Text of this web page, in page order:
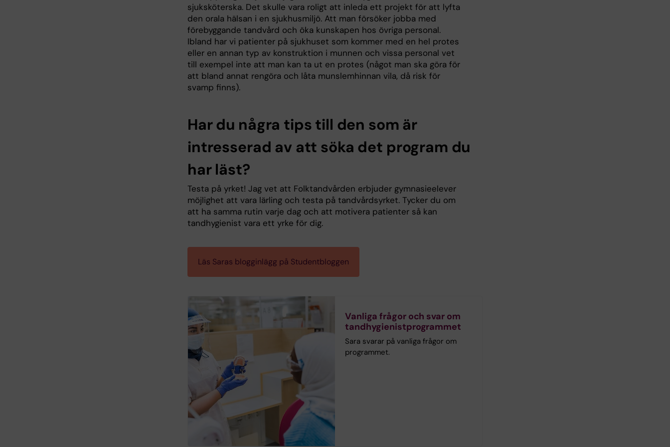
sjuksköterska. Det skulle vara roligt att inleda ett projekt för att lyfta
den orala hälsan i en sjukhusmiljö. Att man försöker jobba med
förebyggande tandvård och öka kunskapen hos övriga personal.
Ibland har vi patienter på sjukhuset som kommer med en hel protes
eller en annan typ av konstruktion i munnen och vissa personal vet
till exempel inte att man kan ta ut en protes (något man ska göra för
att bland annat rengöra och låta munslemhinnan vila, då risk för
svamp finns).
Har du några tips till den som är
intresserad av att söka det program du
har läst?
Testa på yrket! Jag vet att Folktandvården erbjuder gymnasieelever
möjlighet att vara lärling och testa på tandvårdsyrket. Tycker du om
att ha samma rutin varje dag och att motivera patienter så kan
tandhygienist vara ett yrke för dig.
Läs Saras blogginlägg på Studentbloggen
Vanliga frågor och svar om
tandhygienistprogrammet
Sara svarar på vanliga frågor om
programmet.